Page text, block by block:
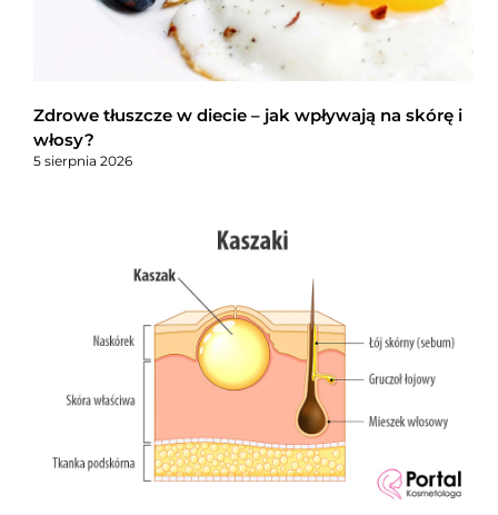
Zdrowe tłuszcze w diecie – jak wpływają na skórę i
włosy?
5 sierpnia 2026